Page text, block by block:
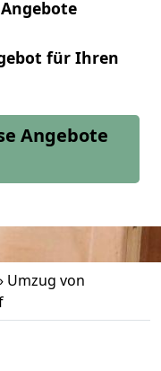
für Ihren
Angebote
Umzug von